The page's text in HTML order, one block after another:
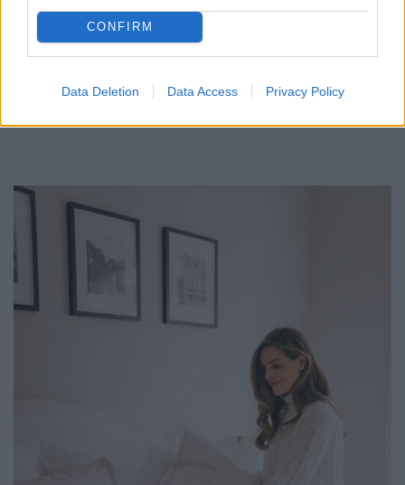
CONFIRM
Data Deletion Data Access Privacy Policy